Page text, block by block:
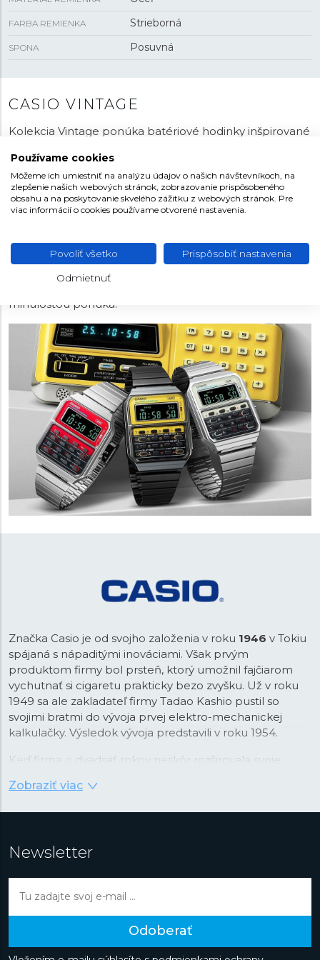
FARBA REMIENKA Strieborná
SPONA Posuvná
CASIO VINTAGE
Kolekcia Vintage ponúka batériové hodinky inšpirované
Radi by ste hodinky s
Vintage je možné objaviť hodinky s touto nezvyčajnou
funkciou. Je k dispozícii mnoho ďalších kúskov s retro
vzhľadom, prevažne s digitálnym číselníkom, ale
svojim tvarom a poňatím odkazujú na vôbec prvé
hodinky značky Casio - typ
Casiotron. Je možné
vyberať z niekoľkých materiálov a farebných prevedení,
minulosťou ponúka.
Značka Casio je od svojho založenia v roku 1946 v Tokiu
spájaná s nápaditými inováciami. Však prvým
produktom firmy bol prsteň, ktorý umožnil fajčiarom
vychutnať si cigaretu prakticky bezo zvyšku. Už v roku
1949 sa ale zakladateľ firmy Tadao Kashio pustil so
svojimi bratmi do vývoja prvej elektro-mechanickej
kalkulačky. Výsledok vývoja predstavili v roku 1954.
Keď firma o dvadsať rokov neskôr rozširovala svoje
tom čase prechádzali revolúciou v podobe nástupu
pokročilej technológie integrovaných obvodov vyvinutej
kalendárom, ktorý správne nastavoval dátum v kratších
a dlhších mesiacoch. Rýchlo potom hodinky Casio
dostali ďalšie pokročilé funkcie ako večný kalendár so
správnou funkciou pre priestupné roky, stopky, svetový
Zobraziť viac
Newsletter
Odoberať
Používame cookies
Môžeme ich umiestniť na analýzu údajov o našich návštevníkoch, na
zlepšenie našich webových stránok, zobrazovanie prispôsobeného
obsahu a na poskytovanie skvelého zážitku z webových stránok. Pre
viac informácií o cookies používame otvorené nastavenia.
Povoliť všetko Prispôsobiť nastavenia
Odmietnuť